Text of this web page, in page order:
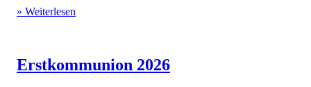
» Weiterlesen
Erstkommunion 2026